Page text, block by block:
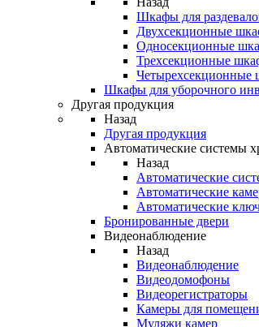
Шкафы для
Двухсекционные
Односекционные
Трехсекционные
Шкафы для уборочного
Другая продукция
Назад
Другая продукция
Автоматические системы
Назад
Автоматические
Автоматические
Автоматические
Бронированные двери
Видеонаблюдение
Назад
Видеонаблюдение
Видеодомофоны
Видеорегистраторы
Камеры для
Муляжи камер